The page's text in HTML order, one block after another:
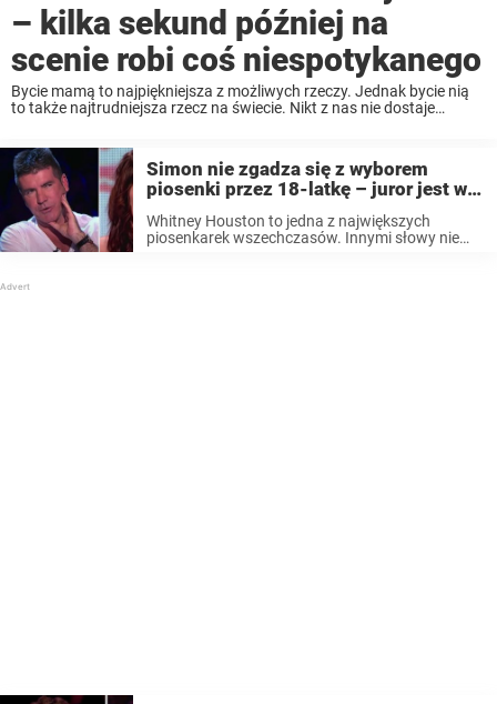
– kilka sekund później na
scenie robi coś niespotykanego
Bycie mamą to najpiękniejsza z możliwych rzeczy. Jednak bycie nią
to także najtrudniejsza rzecz na świecie. Nikt z nas nie dostaje
Simon nie zgadza się z wyborem
piosenki przez 18-latkę – juror jest w
szoku, gdy dziewczyna zaczyna
śpiewać
Whitney Houston to jedna z największych
piosenkarek wszechczasów. Innymi słowy nie